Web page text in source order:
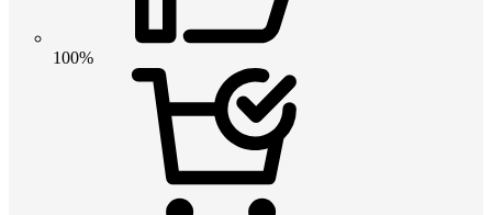
100%